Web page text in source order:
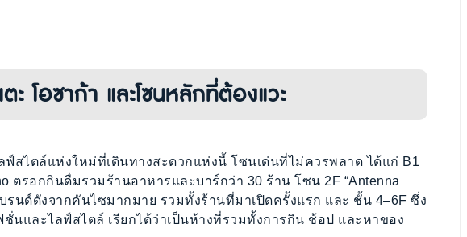
ะ โอซาก้า และโซนหลักที่ต้องแวะ
สไตล์แห่งใหม่ที่เดินทางสะดวกแห่งนี้ โซนเด่นที่ไม่ควรพลาด ได้แก่ B1
ตรอกกินดื่มรวมร้านอาหารและบาร์กว่า 30 ร้าน โซน 2F “Antenna
รนด์ดังจากคันไซมากมาย รวมทั้งร้านที่มาเปิดครั้งแรก และ ชั้น 4–6F ซึ่ง
นและไลฟ์สไตล์ เรียกได้ว่าเป็นห้างที่รวมทั้งการกิน ช้อป และหาของ